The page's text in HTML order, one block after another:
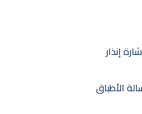
إنذار
الأطباق